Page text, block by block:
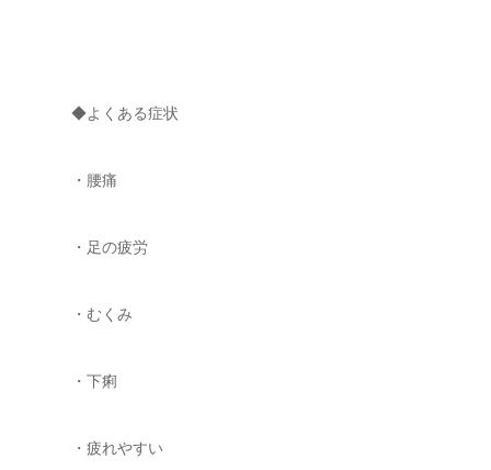
◆よくある症状
・腰痛
・足の疲労
・むくみ
・下痢
・疲れやすい